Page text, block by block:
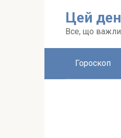
Цей
Все, що
Гороскоп